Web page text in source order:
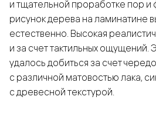
и тщательной проработке пор и
рисунок дерева на ламинатине
естественно. Высокая
и за счет тактильных ощущений.
удалось добиться за счет
с различной матовостью лака,
с древесной текстурой.